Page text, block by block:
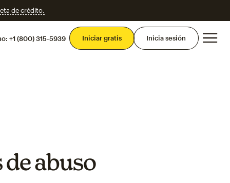
de crédito.
+1 (800) 315-5939 Iniciar gratis Inicia sesión
de abuso